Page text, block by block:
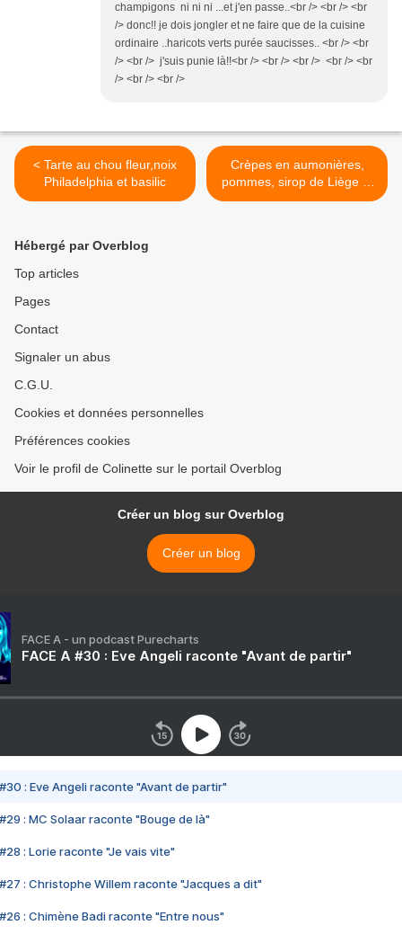
champigons ni ni ni ...et j'en passe..<br /> <br /> <br
/> donc!! je dois jongler et ne faire que de la cuisine
ordinaire ..haricots verts purée saucisses.. <br /> <br
/> <br /> j'suis punie là!!<br /> <br /> <br /> <br /> <br
/> <br /> <br />
< Tarte au chou fleur,noix
Philadelphia et basilic
Crèpes en aumonières,
pommes, sirop de Liège et
fromage de Herve piquant >
Hébergé par Overblog
Top articles
Pages
Contact
Signaler un abus
C.G.U.
Cookies et données personnelles
Préférences cookies
Voir le profil de Colinette sur le portail Overblog
Créer un blog sur Overblog
Créer un blog
FACE A - un podcast Purecharts
FACE A #30 : Eve Angeli raconte "Avant de partir"
#30 : Eve Angeli raconte "Avant de partir"
#29 : MC Solaar raconte "Bouge de là"
#28 : Lorie raconte "Je vais vite"
#27 : Christophe Willem raconte "Jacques a dit"
#26 : Chimène Badi raconte "Entre nous"